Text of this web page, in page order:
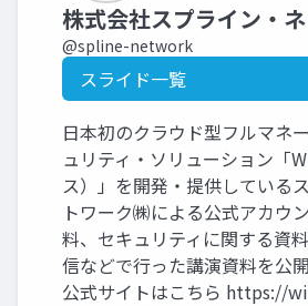
株式会社スプライン・
@spline-network
スライド一覧
日本初のクラウド型フルマネ
ュリティ・ソリューション「
ス）」を開発・提供している
トワーク㈱による公式アカウ
料、セキュリティに関する資
信などで行った講演資料を公開
公式サイトはこちら https://